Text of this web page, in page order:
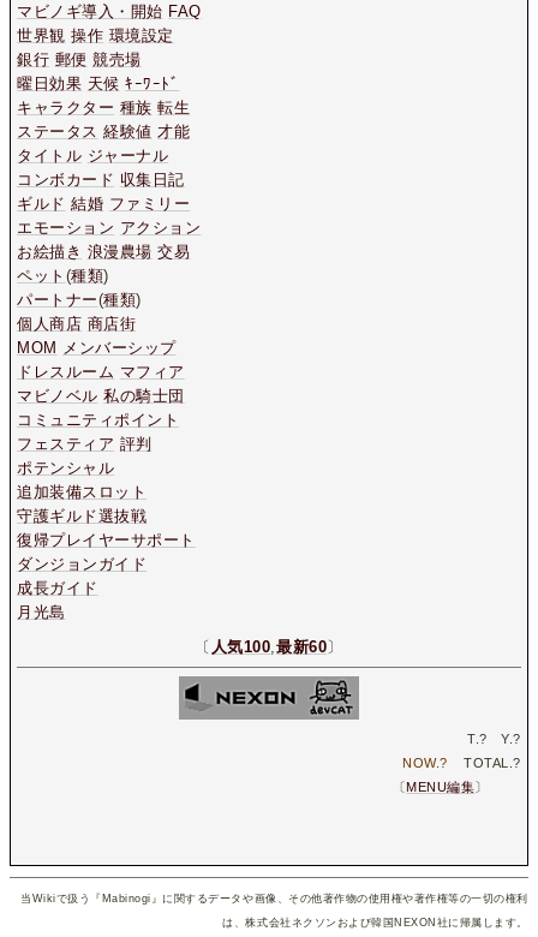
マビノギ導入・開始 FAQ
世界観 操作 環境設定
銀行 郵便 競売場
曜日効果 天候 ｷｰﾜｰﾄﾞ
キャラクター 種族 転生
ステータス 経験値 才能
タイトル ジャーナル
コンボカード 収集日記
ギルド 結婚 ファミリー
エモーション アクション
お絵描き 浪漫農場 交易
ペット (種類)
パートナー(種類)
個人商店 商店街
MOM
メンバーシップ
ドレスルーム マフィア
マビノベル 私の騎士団
コミュニティポイント
フェスティア 評判
ポテンシャル
追加装備スロット
守護ギルド選抜戦
復帰プレイヤーサポート
ダンジョンガイド
成長ガイド
月光島
〔 人気100 ,最新60〕
T.? Y.?
NOW.? TOTAL.?
〔MENU編集〕
当Wikiで扱う『Mabinogi』に関するデータや画像、その他著作物の使用権や著作権等の一切の権利
は、株式会社ネクソンおよび韓国NEXON社に帰属します。